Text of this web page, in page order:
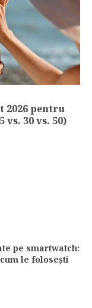
2026 pentru
vs. 30 vs. 50)
pe smartwatch:
le folosești